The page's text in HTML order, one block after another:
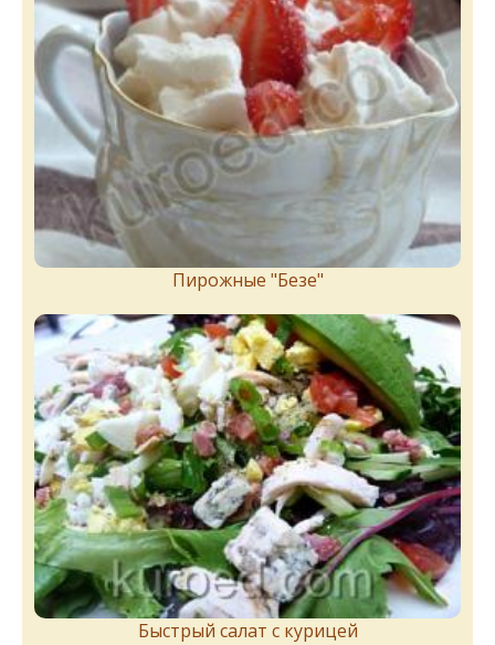
Пирожныe "Бeзe"
Быстрый салат с курицей